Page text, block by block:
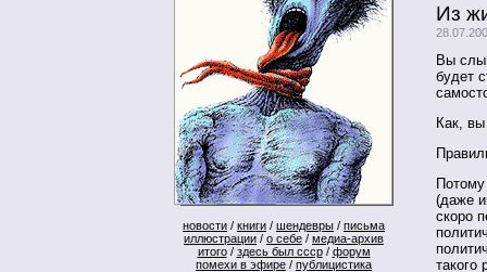
новости / книги / шендевры / письма
иллюстрации / о себе / медиа-архив
итого/ здесь был ссср/ форум
помехи в эфире / публицистика
Из
Вы
будет
Как,
(даже
скоро
такого